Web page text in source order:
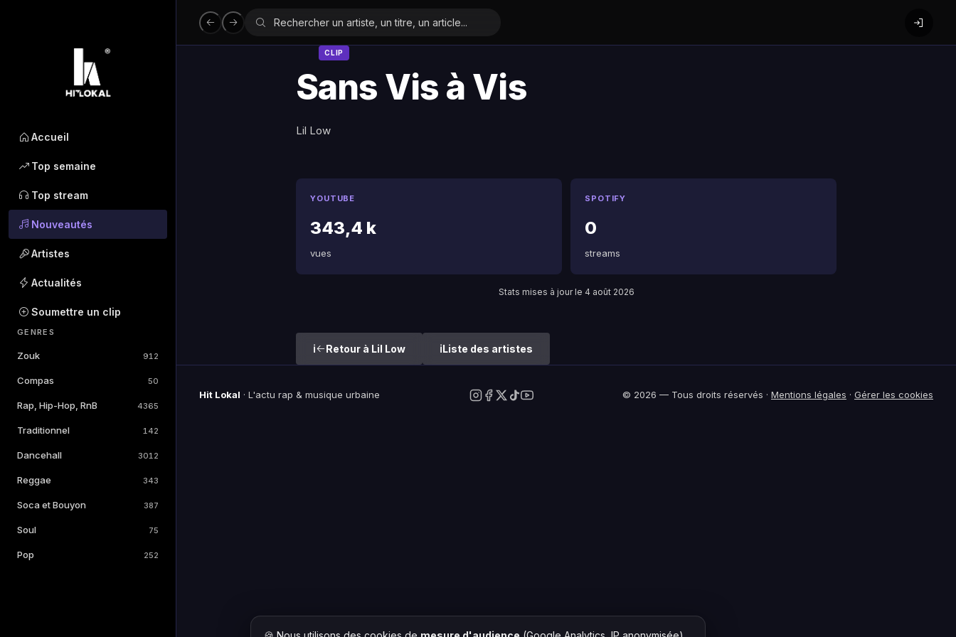
Accueil
Top semaine
Top stream
Nouveautés
Artistes
Actualités
Soumettre un clip
GENRES
Zouk 912
Compas 50
Rap, Hip-Hop, RnB 4365
Traditionnel 142
Dancehall 3012
Reggae 343
Soca et Bouyon 387
Soul 75
Pop 252
CLIP
Sans Vis à Vis
Lil Low
YOUTUBE
343,4 k
vues
SPOTIFY
0
streams
Stats mises à jour le 4 août 2026
Retour à Lil Low Liste des artistes
Hit Lokal · L'actu rap & musique urbaine © 2026 — Tous droits réservés · Mentions légales · Gérer les cookies